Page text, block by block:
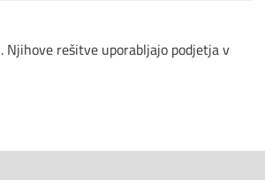
Njihove rešitve uporabljajo podjetja v